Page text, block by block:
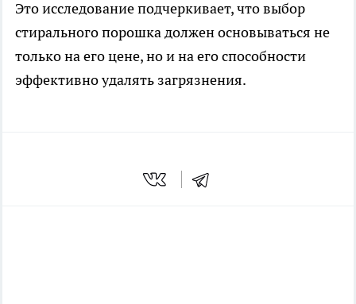
Это исследование подчеркивает, что выбор
стирального порошка должен основываться не
только на его цене, но и на его способности
эффективно удалять загрязнения.